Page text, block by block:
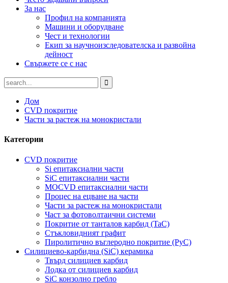
За нас
Профил на компанията
Машини и оборудване
Чест и технологии
Екип за научноизследователска и развойна
дейност
Свържете се с нас
Дом
CVD покритие
Части за растеж на монокристали
Категории
CVD покритие
Si епитаксиални части
SiC епитаксиални части
MOCVD епитаксиални части
Процес на ецване на части
Части за растеж на монокристали
Част за фотоволтаични системи
Покритие от танталов карбид (TaC)
Стъкловидният графит
Пиролитично въглеродно покритие (PyC)
Силициево-карбидна (SiC) керамика
Твърд силициев карбид
Лодка от силициев карбид
SiC конзолно гребло